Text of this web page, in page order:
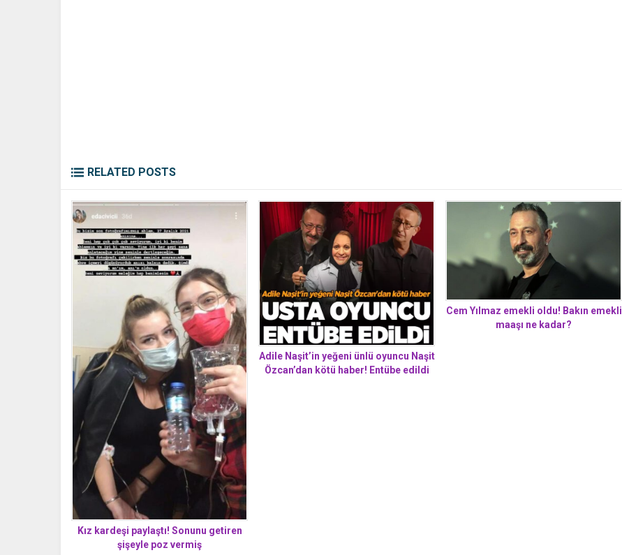
RELATED POSTS
Kız kardeşi paylaştı! Sonunu getiren
şişeyle poz vermiş
Adile Naşit’in yeğeni ünlü oyuncu Naşit
Özcan’dan kötü haber! Entübe edildi
Cem Yılmaz emekli oldu! Bakın emekli
maaşı ne kadar?